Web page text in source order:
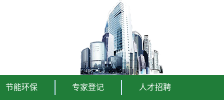
节能环保 专家登记 人才招聘